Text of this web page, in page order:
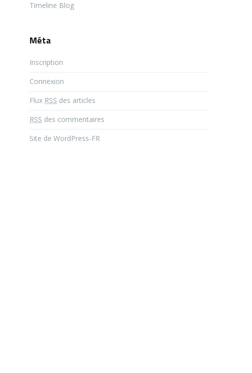
Timeline Blog
Méta
Inscription
Connexion
Flux RSS des articles
RSS des commentaires
Site de WordPress-FR